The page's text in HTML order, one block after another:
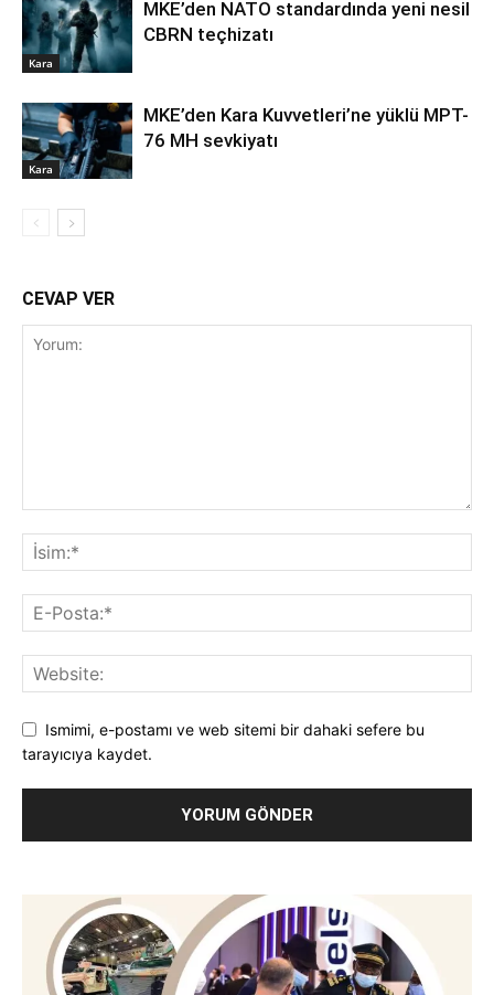
Kara
MKE’den NATO standardında yeni nesil
CBRN teçhizatı
Kara
MKE’den Kara Kuvvetleri’ne yüklü MPT-
76 MH sevkiyatı
CEVAP VER
Ismimi, e-postamı ve web sitemi bir dahaki sefere bu
tarayıcıya kaydet.